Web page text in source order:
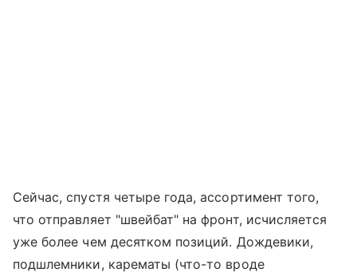
Сейчас, спустя четыре года, ассортимент того,
что отправляет "швейбат" на фронт, исчисляется
уже более чем десятком позиций. Дождевики,
подшлемники, карематы (что-то вроде